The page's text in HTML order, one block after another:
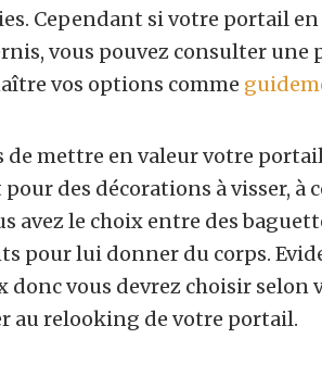
Cependant si votre portail
vous pouvez consulter une
vos options comme
de mettre en valeur votre
des décorations à visser, à
avez le choix entre des
pour lui donner du corps.
vous devrez choisir selon
au relooking de votre portail.